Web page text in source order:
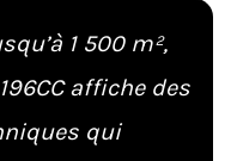
1 500 m²,
affiche des
qui